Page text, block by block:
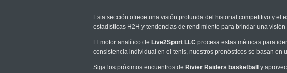
Esta sección ofrece una visión profunda del historial competitivo y el
estadísticas H2H y tendencias de rendimiento para brindar una visión
El motor analítico de Live2Sport LLC procesa estas métricas para
consistencia individual en el tenis, nuestros pronósticos se basan
Siga los próximos encuentros de Rivier Raiders basketball
y